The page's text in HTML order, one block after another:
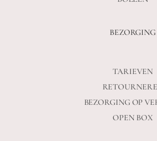
BEZORGING
TARIEVEN
BEZORGING OP
OPEN BOX